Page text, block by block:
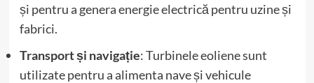
și pentru a genera energie electrică pentru uzine și
fabrici.
Transport și navigație: Turbinele eoliene sunt
utilizate pentru a alimenta nave și vehicule